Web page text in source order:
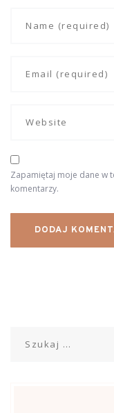
Zapamiętaj moje dane w
komentarzy.